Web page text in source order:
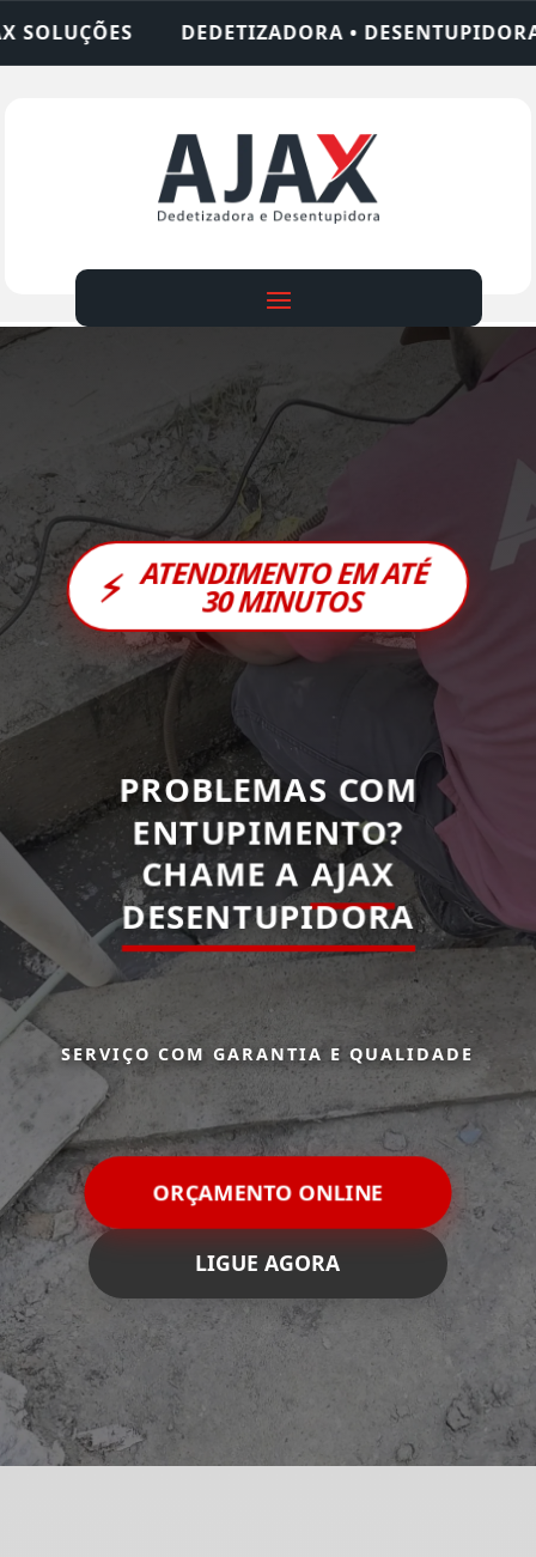
• DESENTUPIDORA • LIMPEZA DE FOSSA
⚡ ATENDIMENTO EM ATÉ
30 MINUTOS
PROBLEMAS COM
ENTUPIMENTO?
CHAME A AJAX
DESENTUPIDORA
SERVIÇO COM GARANTIA E QUALIDADE
ORÇAMENTO ONLINE
LIGUE AGORA